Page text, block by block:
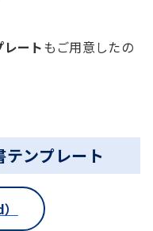
ートもご用意したの
ンプレート